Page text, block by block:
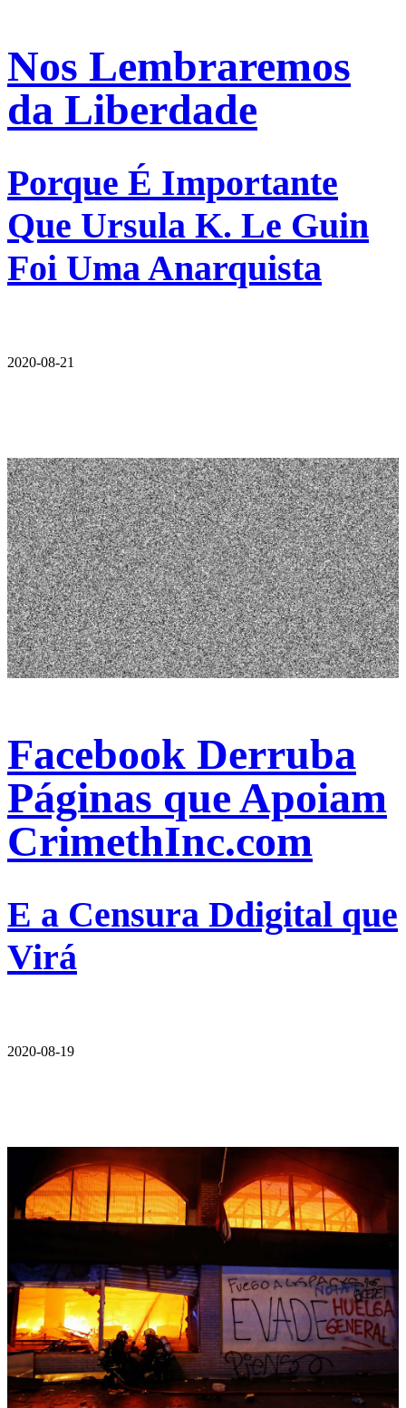
Nos Lembraremos
da Liberdade
Porque É Importante
Que Ursula K. Le Guin
Foi Uma Anarquista
2020-08-21
Facebook Derruba
Páginas que Apoiam
CrimethInc.com
E a Censura Ddigital que
Virá
2020-08-19